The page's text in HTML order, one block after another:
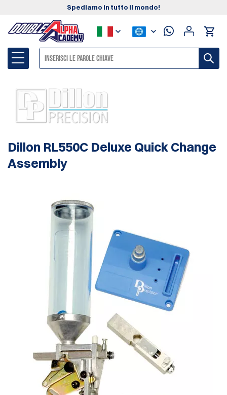
Spediamo in tutto il mondo!
Dillon RL550C Deluxe Quick Change
Assembly